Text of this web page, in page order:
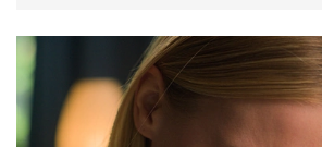
utanför arbetet.